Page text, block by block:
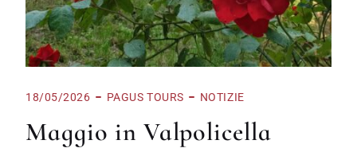
18/05/2026 PAGUS TOURS NOTIZIE
Maggio in Valpolicella